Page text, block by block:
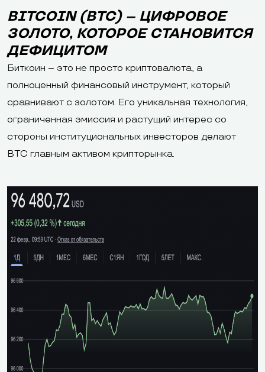
BITCOIN (BTC) – ЦИФРОВОЕ
ЗОЛОТО, КОТОРОЕ СТАНОВИТСЯ
ДЕФИЦИТОМ
Биткоин – это не просто криптовалюта, а
полноценный финансовый инструмент, который
сравнивают с золотом. Его уникальная технология,
ограниченная эмиссия и растущий интерес со
стороны институциональных инвесторов делают
BTC главным активом крипторынка.